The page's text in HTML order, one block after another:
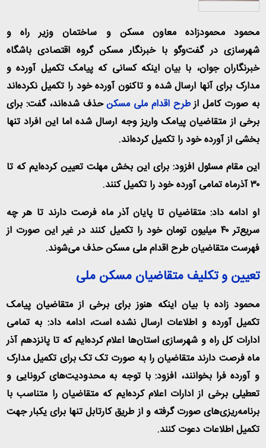
محمود محمودزاده معاون مسکن و ساختمان وزیر راه و
شهرسازی در گفت‌وگو با خبرنگار مسکن گروه اقتصادی باشگاه
خبرنگاران جوان، با بیان اینکه کسانی که پیامک تکمیل آورده و
مدارک برای آنها ارسال شده و تاکنون آورده خود را تکمیل نکرده‌اند
به صورت کامل ازطرح اقدام ملی مسکنحذف شده‌اند، گفت: برای
برخی از متقاضیان پیامک واریز وجه ارسال شده اما این افراد تنها
بخشی از آورده خود را تکمیل کرده‌اند.
این مقام مسئول افزود: برای این بخش مهلت تعیین کرده‌ایم که تا
۳۰ آذرماه تمامی آورده خود را تکمیل کنند.
او ادامه داد: متقاضیان تا پایان آذر ماه فرصت دارند تا هر چه
سریع‌تر ۴۰ میلیون تومان خود را تکمیل کنند در غیر این صورت از
فهرست متقاضیان طرح اقدام ملی مسکن حذف می‌شوند.
تعیین و تکلیف متقاضیان مسکن ملی
محمود زاده با بیان اینکه هنوز برای برخی از متقاضیان پیامک
تکمیل آورده و اطلاعات ارسال نشده است، ادامه داد: به تمامی
ادارات کل راه و شهرسازی استان‌ها اعلام کرده‌ایم که تا پانزدهم آذر
ماه فرصت دارند متقاضیان را به صورت تک تک برای تکمیل مدارک
و آورده فرا بخوانند، افزود: با توجه به محدودیت‌های کرونایی و
تعطیلی برخی از ادارات اعلام کرده‌ایم که متقاضیان را متناسب با
برنامه‌ریزی‌های صورت گرفته و از طریق کارتابل تنها برای یکبار جهت
تکمیل اطلاعات دعوت کنند.